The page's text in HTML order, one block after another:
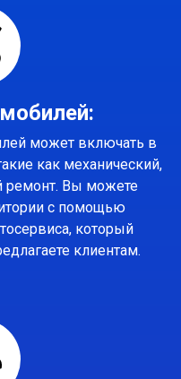
может включать в
как механический,
ремонт. Вы можете
с помощью
который
клиентам.